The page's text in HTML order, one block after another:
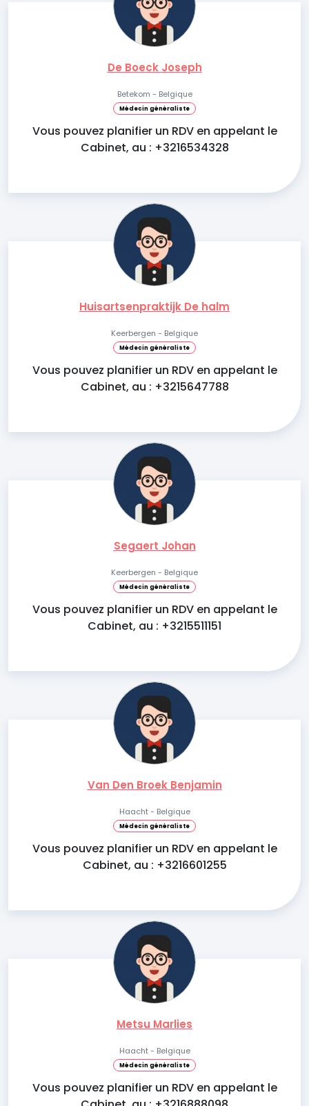
De Boeck Joseph
Betekom - Belgique
Médecin généraliste
Vous pouvez planifier un RDV en appelant le
Cabinet, au : +3216534328
Huisartsenpraktijk De halm
Keerbergen - Belgique
Médecin généraliste
Vous pouvez planifier un RDV en appelant le
Cabinet, au : +3215647788
Segaert Johan
Keerbergen - Belgique
Médecin généraliste
Vous pouvez planifier un RDV en appelant le
Cabinet, au : +3215511151
Van Den Broek Benjamin
Haacht - Belgique
Médecin généraliste
Vous pouvez planifier un RDV en appelant le
Cabinet, au : +3216601255
Metsu Marlies
Haacht - Belgique
Médecin généraliste
Vous pouvez planifier un RDV en appelant le